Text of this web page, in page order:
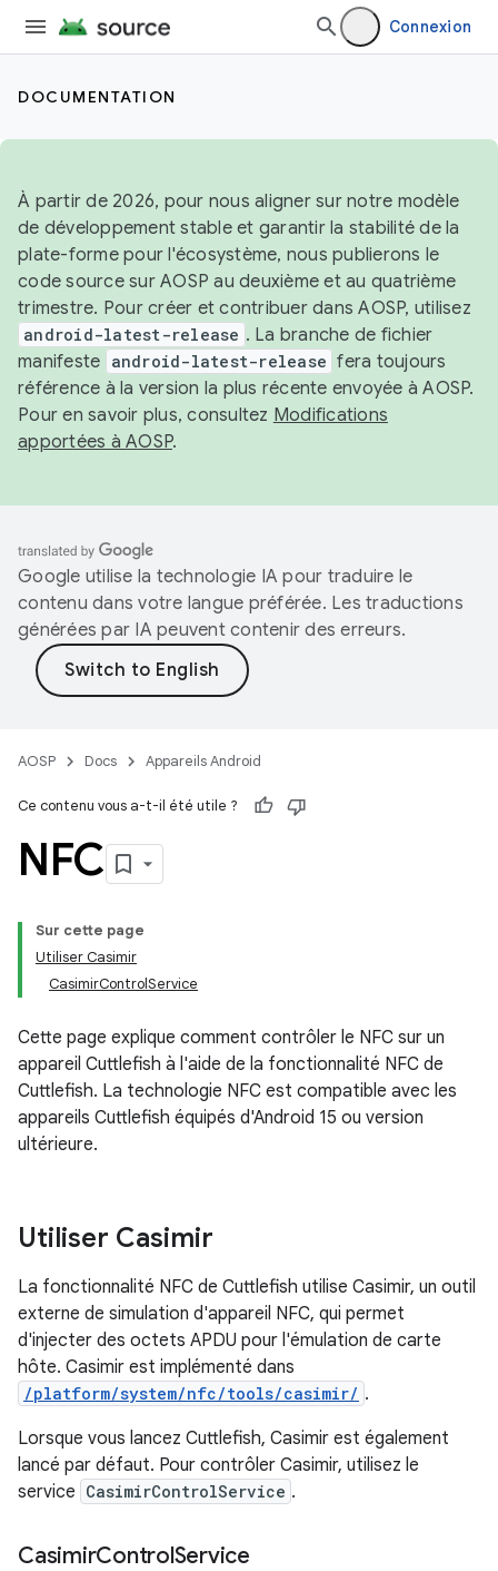
Connexion
DOCUMENTATION
À partir de 2026, pour nous aligner sur notre modèle
de développement stable et garantir la stabilité de la
plate-forme pour l'écosystème, nous publierons le
code source sur AOSP au deuxième et au quatrième
trimestre. Pour créer et contribuer dans AOSP, utilisez
android-latest-release . La branche de fichier
manifeste android-latest-release fera toujours
référence à la version la plus récente envoyée à AOSP.
Pour en savoir plus, consultez Modifications
apportées à AOSP.
Google utilise la technologie IA pour traduire le
contenu dans votre langue préférée. Les traductions
générées par IA peuvent contenir des erreurs.
AOSP Docs Appareils Android
Ce contenu vous a-t-il été utile ?
NFC
Sur cette page
Utiliser Casimir
CasimirControlService
Cette page explique comment contrôler le NFC sur un
appareil Cuttlefish à l'aide de la fonctionnalité NFC de
Cuttlefish. La technologie NFC est compatible avec les
appareils Cuttlefish équipés d'Android 15 ou version
ultérieure.
Utiliser Casimir
La fonctionnalité NFC de Cuttlefish utilise Casimir, un outil
externe de simulation d'appareil NFC, qui permet
d'injecter des octets APDU pour l'émulation de carte
hôte. Casimir est implémenté dans
/platform/system/nfc/tools/casimir/ .
Lorsque vous lancez Cuttlefish, Casimir est également
lancé par défaut. Pour contrôler Casimir, utilisez le
service CasimirControlService .
CasimirControlService